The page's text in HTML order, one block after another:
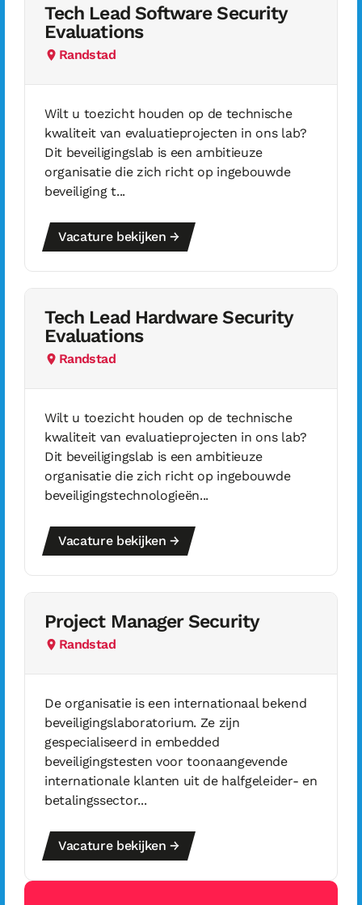
Tech Lead Software Security
Evaluations
Randstad
Wilt u toezicht houden op de technische
kwaliteit van evaluatieprojecten in ons lab?
Dit beveiligingslab is een ambitieuze
organisatie die zich richt op ingebouwde
beveiliging t...
Vacature bekijken →
Tech Lead Hardware Security
Evaluations
Randstad
Wilt u toezicht houden op de technische
kwaliteit van evaluatieprojecten in ons lab?
Dit beveiligingslab is een ambitieuze
organisatie die zich richt op ingebouwde
beveiligingstechnologieën...
Vacature bekijken →
Project Manager Security
Randstad
De organisatie is een internationaal bekend
beveiligingslaboratorium. Ze zijn
gespecialiseerd in embedded
beveiligingstesten voor toonaangevende
internationale klanten uit de halfgeleider- en
betalingssector...
Vacature bekijken →